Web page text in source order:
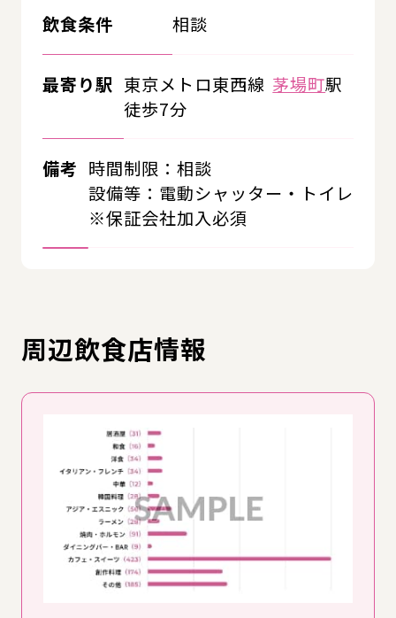
飲食条件 相談
最寄り駅 東京メトロ東西線 茅場町駅
徒歩7分
備考 時間制限：相談
設備等：電動シャッター・トイレ
※保証会社加入必須
周辺飲食店情報